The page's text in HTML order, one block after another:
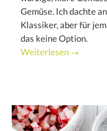
Gemüse. Ich dachte
Klassiker, aber für
das keine Option.
Weiterlesen →